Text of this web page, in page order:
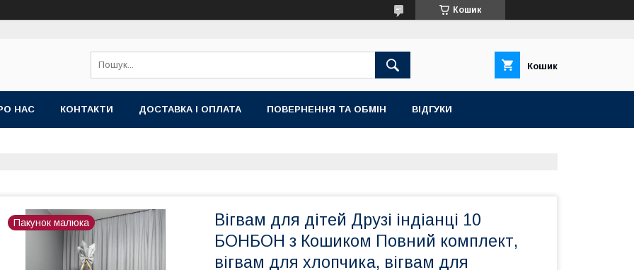
Кошик
Кошик
НАС КОНТАКТИ ДОСТАВКА І ОПЛАТА ПОВЕРНЕННЯ ТА ОБМІН ВІДГУКИ
Пакунок малюка
Вігвам для дітей Друзі індіанці 10
БОНБОН з Кошиком Повний комплект,
вігвам для хлопчика, вігвам для